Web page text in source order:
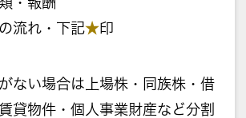
流れ・下記★印
ない場合は上場株・同族株・借
貸物件・個人事業財産など分割